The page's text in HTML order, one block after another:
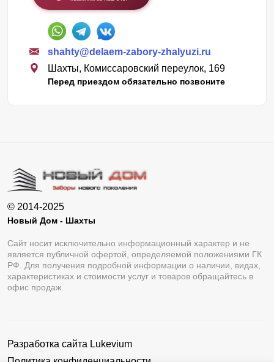
shahty@delaem-zabory-zhalyuzi.ru
Шахты, Комиссаровский переулок, 169
Перед приездом обязательно позвоните
© 2014-2025
Новый Дом - Шахты
Сайт носит исключительно информационный характер и не
является публичной офертой, определяемой положениями ГК
РФ. Для получения подробной информации о наличии, видах,
характеристиках и стоимости услуг и товаров обращайтесь в
офис продаж.
Разработка сайта Lukevium